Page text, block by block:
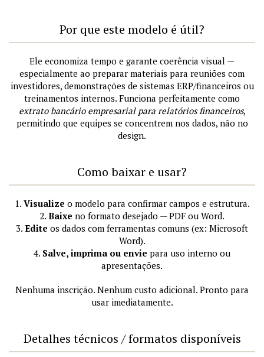
Por que este modelo é útil?
Ele economiza tempo e garante coerência visual —
especialmente ao preparar materiais para reuniões com
investidores, demonstrações de sistemas ERP/financeiros ou
treinamentos internos. Funciona perfeitamente como
extrato bancário empresarial para relatórios financeiros,
permitindo que equipes se concentrem nos dados, não no
design.
Como baixar e usar?
1. Visualize o modelo para confirmar campos e estrutura.
2. Baixe no formato desejado — PDF ou Word.
3. Edite os dados com ferramentas comuns (ex: Microsoft
Word).
4. Salve, imprima ou envie para uso interno ou
apresentações.
Nenhuma inscrição. Nenhum custo adicional. Pronto para
usar imediatamente.
Detalhes técnicos / formatos disponíveis